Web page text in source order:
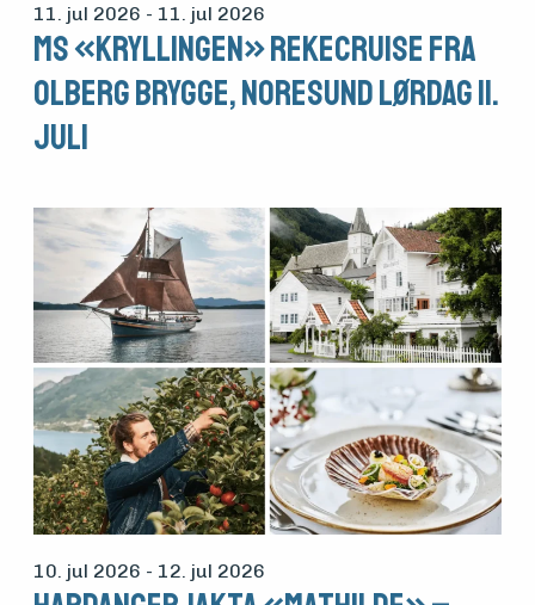
11. jul 2026 - 11. jul 2026
MS «Kryllingen» Rekecruise fra
Olberg brygge, Noresund Lørdag 11.
Juli
10. jul 2026 - 12. jul 2026